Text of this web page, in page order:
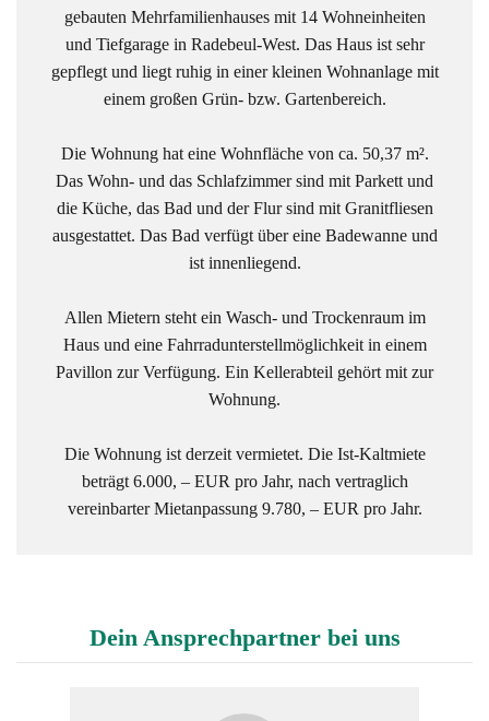
gebauten Mehrfamilienhauses mit 14 Wohneinheiten
und Tiefgarage in Radebeul-West. Das Haus ist sehr
gepflegt und liegt ruhig in einer kleinen Wohnanlage mit
einem großen Grün- bzw. Gartenbereich.
Die Wohnung hat eine Wohnfläche von ca. 50,37 m².
Das Wohn- und das Schlafzimmer sind mit Parkett und
die Küche, das Bad und der Flur sind mit Granitfliesen
ausgestattet. Das Bad verfügt über eine Badewanne und
ist innenliegend.
Allen Mietern steht ein Wasch- und Trockenraum im
Haus und eine Fahrradunterstellmöglichkeit in einem
Pavillon zur Verfügung. Ein Kellerabteil gehört mit zur
Wohnung.
Die Wohnung ist derzeit vermietet. Die Ist-Kaltmiete
beträgt 6.000, – EUR pro Jahr, nach vertraglich
vereinbarter Mietanpassung 9.780, – EUR pro Jahr.
Dein Ansprechpartner bei uns